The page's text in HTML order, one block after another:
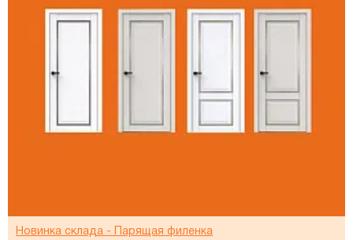
Новинка склада - Парящая филенка